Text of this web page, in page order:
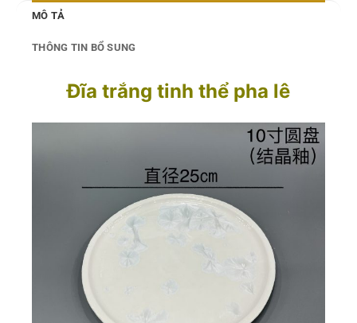
MÔ TẢ
THÔNG TIN BỔ SUNG
Đĩa trắng tinh thể pha lê